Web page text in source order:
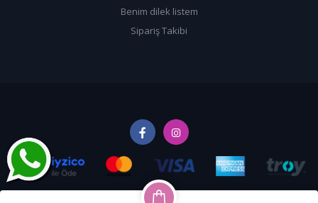
Benim dilek listem
Sipariş Takibi